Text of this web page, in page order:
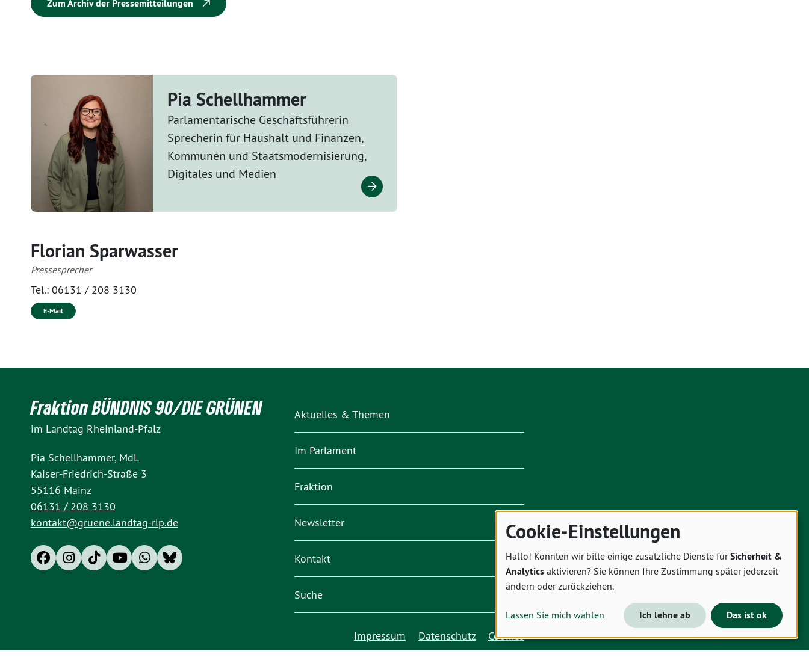
Zum Archiv der Pressemitteilungen
Pia Schellhammer
Parlamentarische Geschäftsführerin
Sprecherin für Haushalt und Finanzen,
Kommunen und Staatsmodernisierung,
Digitales und Medien
Florian Sparwasser
Pressesprecher
Tel.: 06131 / 208 3130
E-Mail
Fraktion BÜNDNIS 90/DIE GRÜNEN
im Landtag Rheinland-Pfalz
Pia Schellhammer, MdL
Kaiser-Friedrich-Straße 3
55116 Mainz
06131 / 208 3130
kontakt@gruene.landtag-rlp.de
Aktuelles & Themen
Im Parlament
Fraktion
Newsletter
Kontakt
Suche
Impressum Datenschutz Cookies
Cookie-Einstellungen
Hallo! Könnten wir bitte einige zusätzliche Dienste fürSicherheit &
Analytics aktivieren? Sie können Ihre Zustimmung später jederzeit
ändern oder zurückziehen.
Lassen Sie mich wählen Ich lehne ab Das ist ok